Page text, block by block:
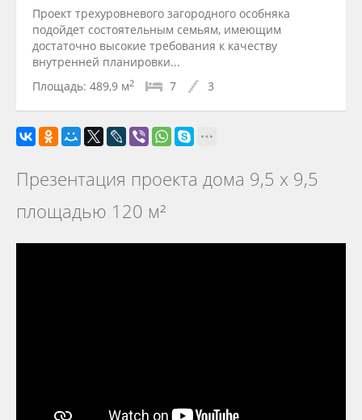
Проект трехуровневого загородного особняка
подойдет состоятельным семьям, имеющим
достаточно высокие требования к качеству
внутренней планировки...
Площадь: 489,9 м2 7 3
Презентация проекта дома 9,5 х 9,5
площадью 120 м²